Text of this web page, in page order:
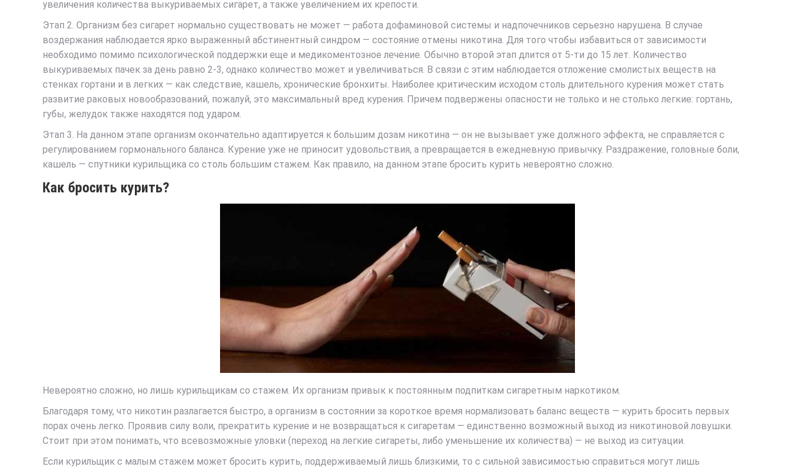
увеличения количества выкуриваемых сигарет, а также увеличением их крепости.
Этап 2. Организм без сигарет нормально существовать не может — работа дофаминовой системы и надпочечников серьезно нарушена. В случае
воздержания наблюдается ярко выраженный абстинентный синдром — состояние отмены никотина. Для того чтобы избавиться от зависимости
необходимо помимо психологической поддержки еще и медикоментозное лечение. Обычно второй этап длится от 5-ти до 15 лет. Количество
выкуриваемых пачек за день равно 2-3, однако количество может и увеличиваться. В связи с этим наблюдается отложение смолистых веществ на
стенках гортани и в легких — как следствие, кашель, хронические бронхиты. Наиболее критическим исходом столь длительного курения может стать
развитие раковых новообразований, пожалуй, это максимальный вред курения. Причем подвержены опасности не только и не столько легкие: гортань,
губы, желудок также находятся под ударом.
Этап 3. На данном этапе организм окончательно адаптируется к большим дозам никотина — он не вызывает уже должного эффекта, не справляется с
регулированием гормонального баланса. Курение уже не приносит удовольствия, а превращается в ежедневную привычку. Раздражение, головные боли,
кашель — спутники курильщика со столь большим стажем. Как правило, на данном этапе бросить курить невероятно сложно.
Как бросить курить?
Невероятно сложно, но лишь курильщикам со стажем. Их организм привык к постоянным подпиткам сигаретным наркотиком.
Благодаря тому, что никотин разлагается быстро, а организм в состоянии за короткое время нормализовать баланс веществ — курить бросить первых
порах очень легко. Проявив силу воли, прекратить курение и не возвращаться к сигаретам — единственно возможный выход из никотиновой ловушки.
Стоит при этом понимать, что всевозможные уловки (переход на легкие сигареты, либо уменьшение их количества) — не выход из ситуации.
Если курильщик с малым стажем может бросить курить, поддерживаемый лишь близкими, то с сильной зависимостью справиться могут лишь